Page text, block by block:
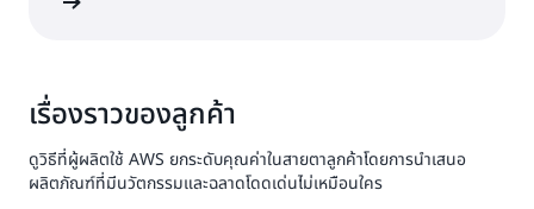
เรื่องราวของลูกค้า
ดูวิธีที่ผู้ผลิตใช้ AWS ยกระดับคุณค่าในสายตาลูกค้าโดยการนำเสนอ
ผลิตภัณฑ์ที่มีนวัตกรรมและฉลาดโดดเด่นไม่เหมือนใคร